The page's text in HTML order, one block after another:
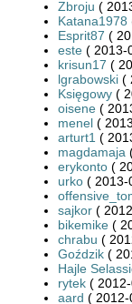
Zbroju (
Katana1978
Esprit87 (
este ( 2013-
krisun17 (
lgrabowski (
Księgowy (
oisene (
menel (
arturt1 (
magdamaja
erykonto (
urko ( 2013-
sajkor (
bikemike (
chrabu (
Goździk (
Hajle
rytek (
aard ( 2012-